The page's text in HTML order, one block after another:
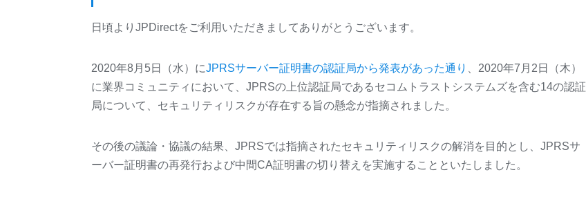
日頃よりJPDirectをご利用いただきましてありがとうございます。
2020年8月5日（水）にJPRSサーバー証明書の認証局から発表があった通り
、2020年7月2日（木）
に業界コミュニティにおいて、JPRSの上位認証局であるセコムトラストシステムズを含む14の認証
局について、セキュリティリスクが存在する旨の懸念が指摘されました。
その後の議論・協議の結果、JPRSでは指摘されたセキュリティリスクの解消を目的とし、JPRSサ
ーバー証明書の再発行および中間CA証明書の切り替えを実施することといたしました。